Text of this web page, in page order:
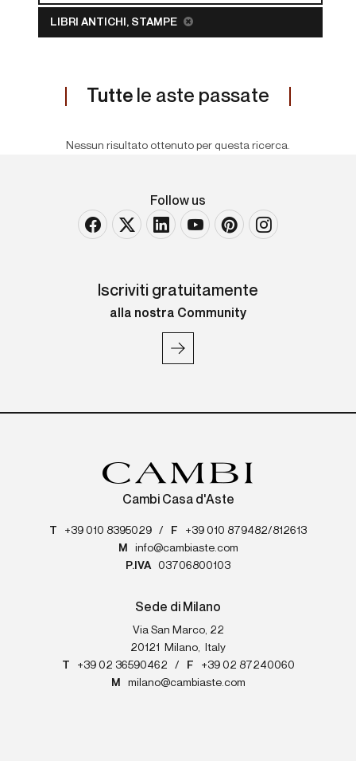
LIBRI ANTICHI, STAMPE
Tutte le aste passate
Nessun risultato ottenuto per questa ricerca.
Follow us
Iscriviti gratuitamente
alla nostra Community
Cambi Casa d'Aste
T +39 010 8395029 / F
+39 010 879482/812613
M
info@cambiaste.com
P.IVA
03706800103
Sede di Milano
Via San Marco, 22
20121
Milano,
Italy
T
+39 02 36590462 / F
+39 02 87240060
M
milano@cambiaste.com